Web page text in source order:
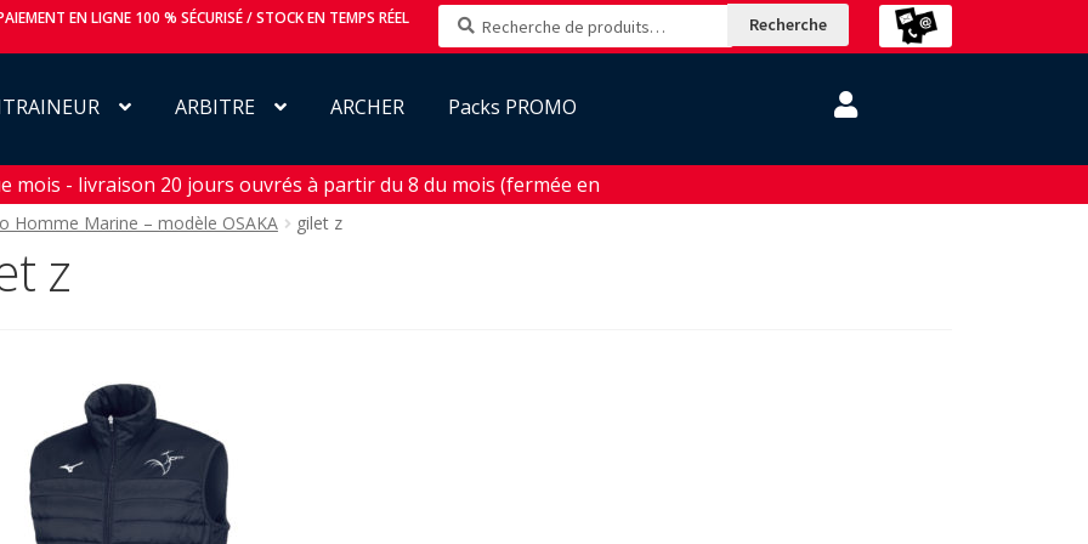
EN LIGNE 100 % SÉCURISÉ / STOCK EN TEMPS RÉEL
Recherche
pour :
Recherche
ARBITRE ARCHER Packs PROMO
mois - livraison 20 jours ouvrés à partir du 8 du mois (fermée en
Homme Marine – modèle OSAKA gilet z
z